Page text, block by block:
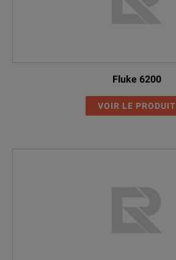
Fluke 6200
VOIR LE PRODUIT